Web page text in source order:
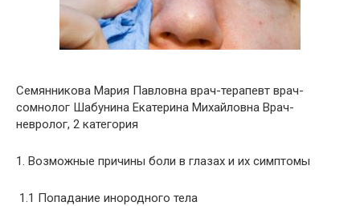
Семянникова Мария Павловна врач-терапевт врач-
сомнолог Шабунина Екатерина Михайловна Врач-
невролог, 2 категория
1. Возможные причины боли в глазах и их симптомы
1.1 Попадание инородного тела